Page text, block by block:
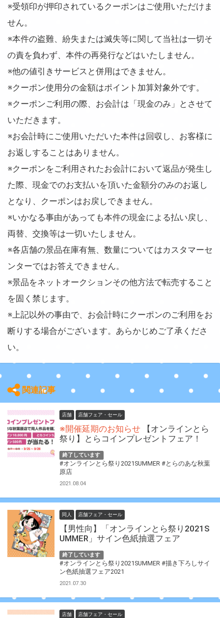
※受領印が押印されているクーポンはご使用いただけま
せん。
※本件の盗難、紛失または滅失等に関して当社は一切そ
の責を負わず、本件の再発行などはいたしません。
※他の値引きサービスと併用はできません。
※クーポン使用分の金額はポイント加算対象外です。
※クーポンご利用の際、お会計は「現金のみ」とさせて
いただきます。
※お会計時にご使用いただいた本件は回収し、お客様に
お返しすることはありません。
※クーポンをご利用されたお会計において返品が発生し
た際、現金でのお支払いを頂いた金額分のみのお返し
となり、クーポンはお戻しできません。
※いかなる事由があっても本件の現金による払い戻し、
両替、交換等は一切いたしません。
※各店舗の景品在庫有無、数量についてはカスタマーセ
ンターではお答えできません。
※景品をネットオークションその他方法で転売すること
を固く禁じます。
※上記以外の事由で、お会計時にクーポンのご利用をお
断りする場合がございます。あらかじめご了承くださ
い。
関連記事
店舗 店舗フェア・セール
※開催延期のお知らせ
【オンラインとら
祭り】とらコインプレゼントフェア！
終了しています
#オンラインとら祭り2021SUMMER #とらのあな秋葉
原店
2021.08.04
同人 店舗フェア・セール
【男性向】「オンラインとら祭り2021S
UMMER」サイン色紙抽選フェア
終了しています
#オンラインとら祭り2021SUMMER #描き下ろしサイ
ン色紙抽選フェア2021
2021.07.30
店舗 店舗フェア・セール